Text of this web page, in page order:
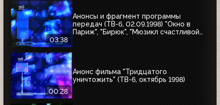
03:38
Анонсы и фрагмент программы
передач (ТВ-6, 02.09.1998) "Окно в
Париж", "Бирюк", "Мюзикл счастливой
00:28
Анонс фильма "Тридцатого
уничтожить" (ТВ-6, октябрь 1998)